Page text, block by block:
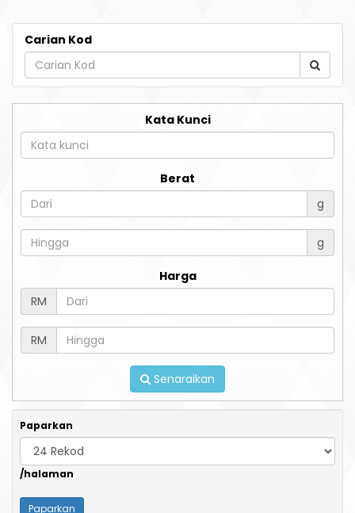
Carian Kod
Kata Kunci
Berat
g
g
Harga
RM
RM
Senaraikan
Paparkan
/halaman